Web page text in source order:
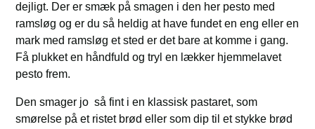
dejligt. Der er smæk på smagen i den her pesto med
ramsløg og er du så heldig at have fundet en eng eller en
mark med ramsløg et sted er det bare at komme i gang.
Få plukket en håndfuld og tryl en lækker hjemmelavet
pesto frem.
Den smager jo så fint i en klassisk pastaret, som
smørelse på et ristet brød eller som dip til et stykke brød